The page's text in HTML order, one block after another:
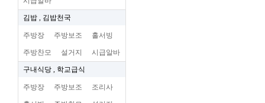
김밥 , 김밥천국
주방장 주방보조 홀서빙
주방찬모 설거지 시급알바
구내식당 , 학교급식
주방장 주방보조 조리사